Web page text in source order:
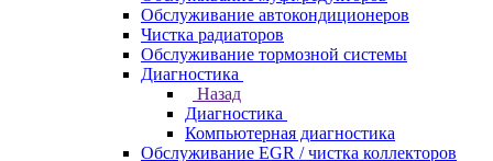
Обслуживание автокондиционеров
Чистка радиаторов
Обслуживание тормозной системы
Диагностика
Назад
Диагностика
Компьютерная диагностика
Обслуживание EGR / чистка коллекторов